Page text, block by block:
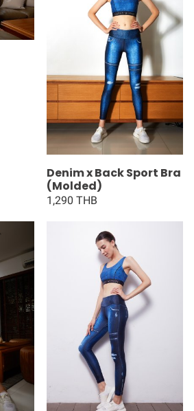
Denim x Back Sport Bra
(Molded)
1,290 THB